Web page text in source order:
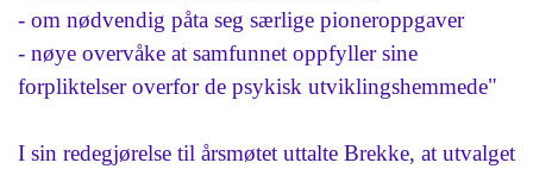
- om nødvendig påta seg særlige pioneroppgaver
- nøye overvåke at samfunnet oppfyller sine
forpliktelser overfor de psykisk utviklingshemmede"
I sin redegjørelse til årsmøtet uttalte Brekke, at utvalget